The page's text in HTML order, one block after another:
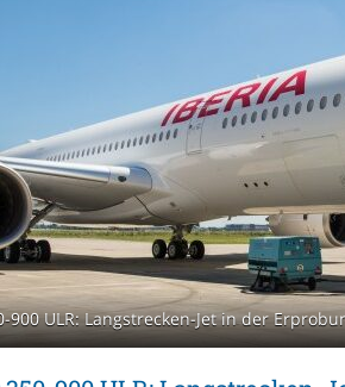
900 ULR: Langstrecken-Jet in der